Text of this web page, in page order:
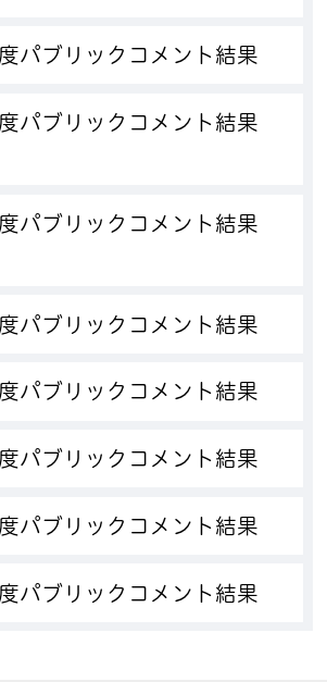
パブリックコメント結果
パブリックコメント結果
パブリックコメント結果
パブリックコメント結果
パブリックコメント結果
パブリックコメント結果
パブリックコメント結果
パブリックコメント結果